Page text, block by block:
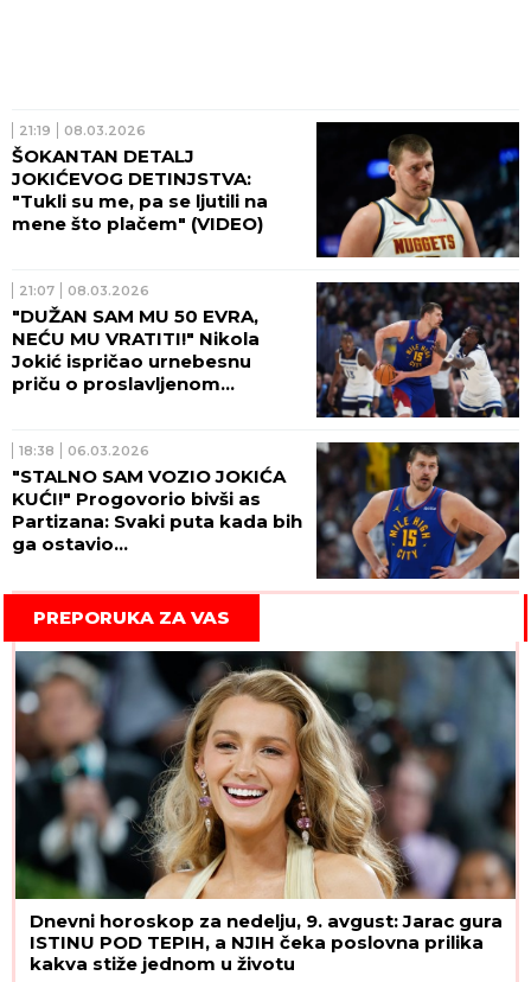
21:19 08.03.2026
ŠOKANTAN DETALJ
JOKIĆEVOG DETINJSTVA:
"Tukli su me, pa se ljutili na
mene što plačem" (VIDEO)
21:07 08.03.2026
"DUŽAN SAM MU 50 EVRA,
NEĆU MU VRATITI!" Nikola
Jokić ispričao urnebesnu
priču o proslavljenom
18:38 06.03.2026
"STALNO SAM VOZIO JOKIĆA
KUĆI!" Progovorio bivši as
Partizana: Svaki puta kada bih
ga ostavio...
PREPORUKA ZA VAS
Dnevni horoskop za nedelju, 9. avgust: Jarac gura
ISTINU POD TEPIH, a NJIH čeka poslovna prilika
kakva stiže jednom u životu